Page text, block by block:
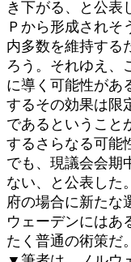
き下がる、と公表
Ｐから形成されそ
内多数を維持する
ろう。それゆえ、
に導く可能性があ
するその効果は限
であるということ
するさらなる可能
でも、現議会会期
ない、と公表した
府の場合に新たな
ウェーデンにはあ
たく普通の術策だ。